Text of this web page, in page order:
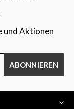
und Aktionen
ABONNIEREN